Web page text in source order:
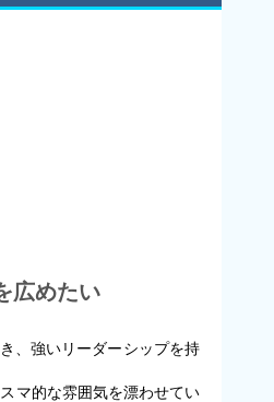
広めたい
、強いリーダーシップを持
マ的な雰囲気を漂わせてい